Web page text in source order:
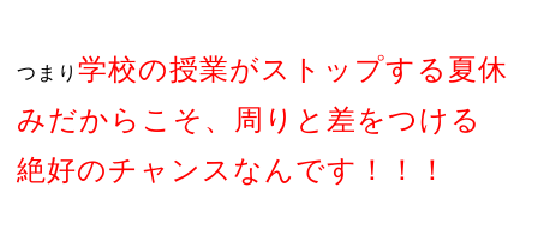
つまり 学校の授業がストップする夏休
みだからこそ、周りと差をつける
絶好のチャンスなんです！！！